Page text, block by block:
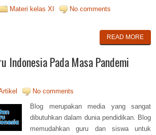
Materi kelas XI
No comments
READ MORE
Indonesia Pada Masa Pandemi
No comments
Blog merupakan media yang sangat
dibutuhkan dalam dunia pendidikan. Blog
memudahkan guru dan siswa untuk